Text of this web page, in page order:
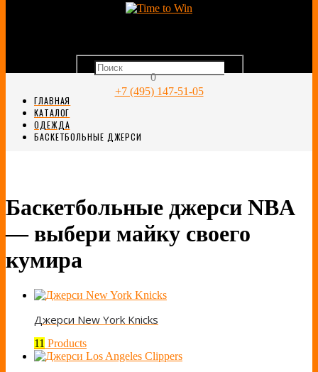
0
+7 (495) 147-51-05
ГЛАВНАЯ
КАТАЛОГ
ОДЕЖДА
БАСКЕТБОЛЬНЫЕ ДЖЕРСИ
Баскетбольные джерси NBA
— выбери майку своего
кумира
Джерси New York Knicks
11 Products